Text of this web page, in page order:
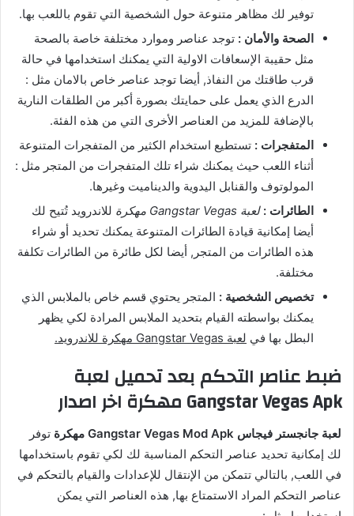
توفير لك مظاهر متنوعة حول الشخصية التي تقوم باللعب بها.
الصحة والأمان : توجد عناصر وموارد مختلفة خاصة بالصحة
مثل حقيبة الإسعافات الاولية التي يمكنك استخدامها في حالة
قرب طاقتك من النفاذ, أيضا توجد عناصر خاص بالامان مثل :
الدرع الذي يعمل على حمايتك بصورة أكبر من الطلقات النارية
بالإضافة للمزيد من العناصر الأخرى التي من هذه الفئة.
المتفجرات : تستطيع استخدام الكثير من المتفجرات المتنوعة
أثناء اللعب حيث يمكنك شراء تلك المتفجرات من المتجر مثل :
المولوتوف والقنابل اليدوية والديناميت وغيرها.
الطائرات : لعبة Gangstar Vegas مهكرة
للاندرويد تُتيح لك
أيضا إمكانية قيادة الطائرات المتنوعة يمكنك تحديد أو شراء
هذه الطائرات من المتجر, أيضا لكل طائرة من الطائرات تكلفة
مختلفة.
تخصيص الشخصية : المتجر يحتوي قسم خاص بالملابس الذي
يمكنك بواسطته القيام بتحديد الملابس المرادة لكي يظهر
البطل بها في لعبة Gangstar Vegas مهكرة للاندرويد.
ضبط عناصر التحكم بعد تحميل لعبة
Gangstar Vegas Apk مهكرة اخر اصدار
لعبة جانجستر فيجاس Gangstar Vegas Mod Apk مهكرة
توفر
لك إمكانية تحديد عناصر التحكم المناسبة لك لكي تقوم باستخدامها
في اللعب, بالتالي تتمكن من الإنتقال للإعدادات والقيام بالتحكم في
عناصر التحكم المراد الاستمتاع بها, هذه العناصر التي يمكن